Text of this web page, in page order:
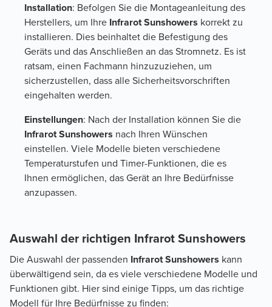
Installation: Befolgen Sie die Montageanleitung des
Herstellers, um Ihre Infrarot Sunshowers korrekt zu
installieren. Dies beinhaltet die Befestigung des
Geräts und das Anschließen an das Stromnetz. Es ist
ratsam, einen Fachmann hinzuzuziehen, um
sicherzustellen, dass alle Sicherheitsvorschriften
eingehalten werden.
Einstellungen: Nach der Installation können Sie die
Infrarot Sunshowers nach Ihren Wünschen
einstellen. Viele Modelle bieten verschiedene
Temperaturstufen und Timer-Funktionen, die es
Ihnen ermöglichen, das Gerät an Ihre Bedürfnisse
anzupassen.
Auswahl der richtigen Infrarot Sunshowers
Die Auswahl der passenden Infrarot Sunshowers kann
überwältigend sein, da es viele verschiedene Modelle und
Funktionen gibt. Hier sind einige Tipps, um das richtige
Modell für Ihre Bedürfnisse zu finden: